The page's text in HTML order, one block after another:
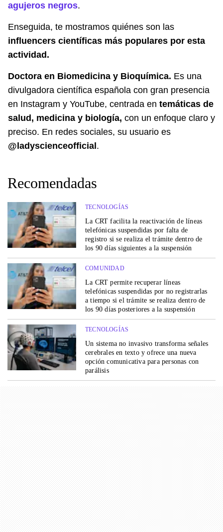
Recomendadas
TECNOLOGÍAS
La CRT facilita la reactivación de líneas
telefónicas suspendidas por falta de
registro si se realiza el trámite dentro de
los 90 días siguientes a la suspensión
COMUNIDAD
La CRT permite recuperar líneas
telefónicas suspendidas por no registrarlas
a tiempo si el trámite se realiza dentro de
los 90 días posteriores a la suspensión
TECNOLOGÍAS
Un sistema no invasivo transforma señales
cerebrales en texto y ofrece una nueva
opción comunicativa para personas con
parálisis
agujeros negros.
Enseguida, te mostramos quiénes son las
influencers científicas más populares por esta
actividad.
Doctora en Biomedicina y Bioquímica. Es una
divulgadora científica española con gran presencia
en Instagram y YouTube, centrada en temáticas de
salud, medicina y biología, con un enfoque claro y
preciso. En redes sociales, su usuario es
@ladyscienceofficial .